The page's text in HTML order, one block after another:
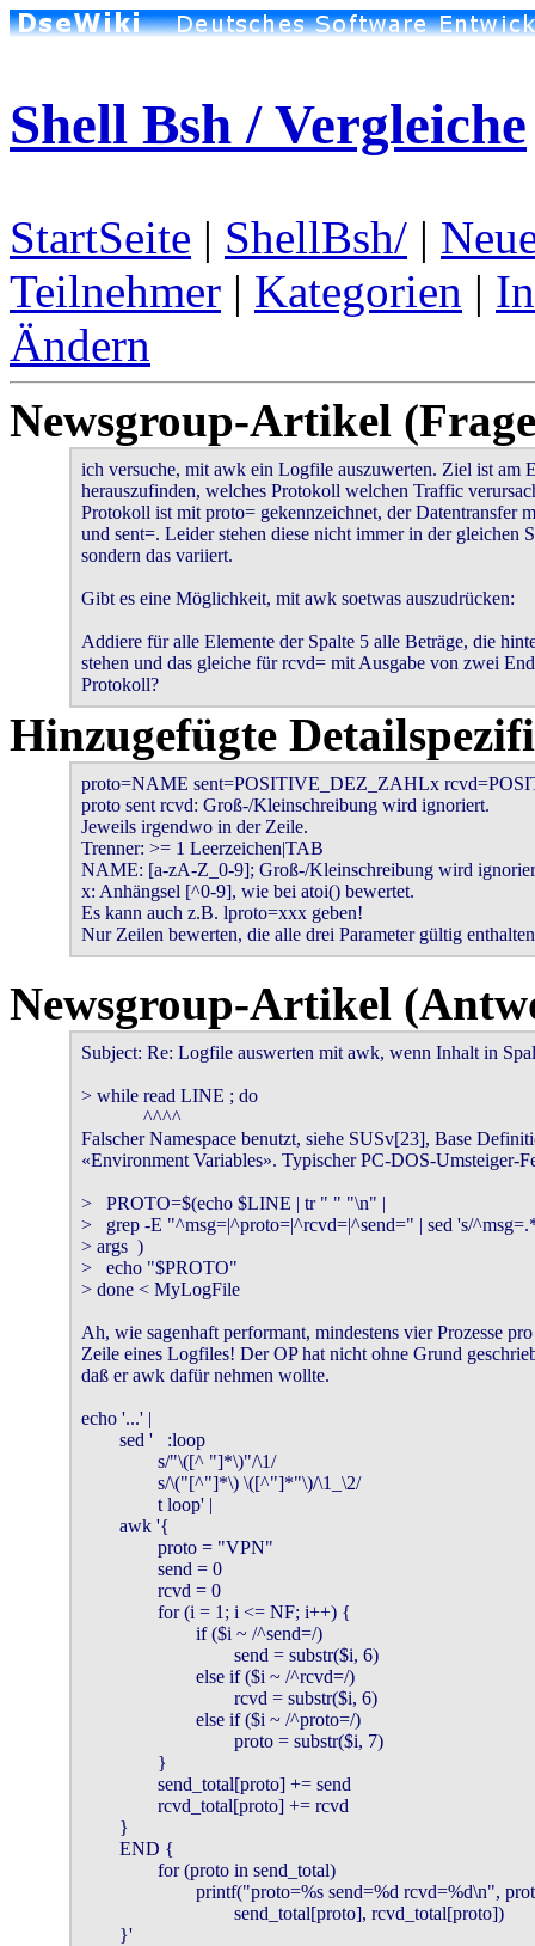
Shell Bsh / Vergleiche
StartSeite | ShellBsh/ |
Teilnehmer | Kategorien |
Ändern
Newsgroup-Artikel
ich versuche, mit awk ein Logfile auszuwerten. Ziel ist am
herauszufinden, welches Protokoll welchen Traffic
Protokoll ist mit proto= gekennzeichnet, der Datentransfer
und sent=. Leider stehen diese nicht immer in der gleichen
sondern das variiert.
Gibt es eine Möglichkeit, mit awk soetwas auszudrücken:
Addiere für alle Elemente der Spalte 5 alle Beträge, die
stehen und das gleiche für rcvd= mit Ausgabe von zwei
Protokoll?
Hinzugefügte
proto=NAME sent=POSITIVE_DEZ_ZAHLx
proto sent rcvd: Groß-/Kleinschreibung wird ignoriert.
Jeweils irgendwo in der Zeile.
Trenner: >= 1 Leerzeichen|TAB
NAME: [a-zA-Z_0-9]; Groß-/Kleinschreibung wird
x: Anhängsel [^0-9], wie bei atoi() bewertet.
Es kann auch z.B. lproto=xxx geben!
Nur Zeilen bewerten, die alle drei Parameter gültig
Newsgroup-Artikel
Subject: Re: Logfile auswerten mit awk, wenn Inhalt in
> while read LINE ; do
             ^^^^
Falscher Namespace benutzt, siehe SUSv[23], Base
«Environment Variables». Typischer PC-DOS-Umsteiger-
>   PROTO=$(echo $LINE | tr " " "\n" |
>   grep -E "^msg=|^proto=|^rcvd=|^send=" | sed 's/
> args  )
>   echo "$PROTO"
> done < MyLogFile
Ah, wie sagenhaft performant, mindestens vier Prozesse pro
Zeile eines Logfiles! Der OP hat nicht ohne Grund
daß er awk dafür nehmen wollte.
echo '...' |
        sed '   :loop
                s/"\([^ "]*\)"/\1/
                s/\("[^"]*\) \([^"]*"\)/\1_\2/
                t loop' |
        awk '{
                proto = "VPN"
                send = 0
                rcvd = 0
                for (i = 1; i <= NF; i++) {
                        if ($i ~ /^send=/)
                                send = substr($i, 6)
                        else if ($i ~ /^rcvd=/)
                                rcvd = substr($i, 6)
                        else if ($i ~ /^proto=/)
                                proto = substr($i, 7)
                }
                send_total[proto] += send
                rcvd_total[proto] += rcvd
        }
        END {
                for (proto in send_total)
printf("proto=%s send=%d rcvd=%d\n",
                                send_total[proto], rcvd_total[proto])
        }'